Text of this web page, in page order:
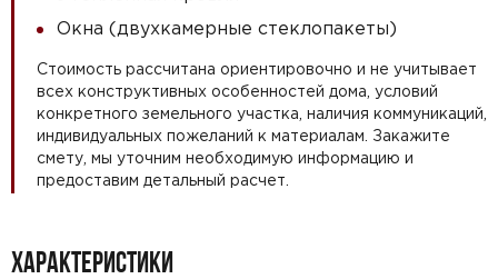
Окна (двухкамерные стеклопакеты)
Стоимость рассчитана ориентировочно и не учитывает
всех конструктивных особенностей дома, условий
конкретного земельного участка, наличия коммуникаций,
индивидуальных пожеланий к материалам. Закажите
смету, мы уточним необходимую информацию и
предоставим детальный расчет.
ХАРАКТЕРИСТИКИ